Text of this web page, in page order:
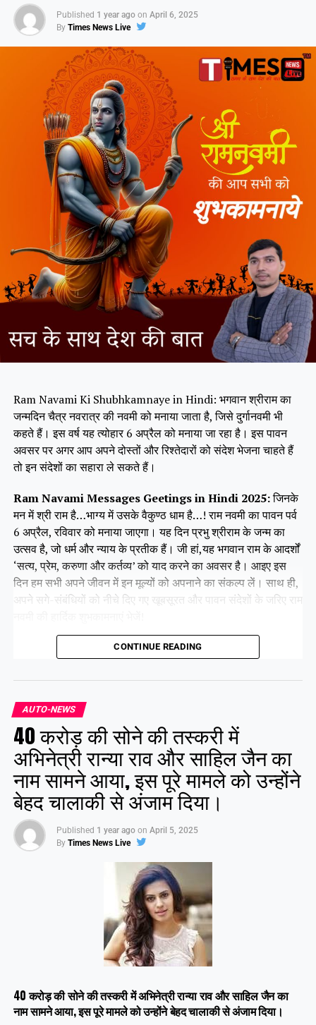
Published 1 year ago on April 6, 2025
By Times News Live
Ram Navami Ki Shubhkamnaye in Hindi: भगवान श्रीराम का
जन्‍मदिन चैत्र नवरात्र की नवमी को मनाया जाता है, जिसे दुर्गानवमी भी
कहते हैं। इस वर्ष यह त्योहार 6 अप्रैल को मनाया जा रहा है। इस पावन
अवसर पर अगर आप अपने दोस्तों और रिश्तेदारों को संदेश भेजना चाहते हैं
तो इन संदेशों का सहारा ले सकते हैं।
Ram Navami Messages Geetings in Hindi 2025:जिनके
मन में श्री राम है…भाग्य में उसके वैकुण्ठ धाम है…! राम नवमी का पावन पर्व
6 अप्रैल, रविवार को मनाया जाएगा। यह दिन प्रभु श्रीराम के जन्म का
उत्सव है, जो धर्म और न्याय के प्रतीक हैं। जी हां,यह भगवान राम के आदर्शों
‘सत्य, प्रेम, करुणा और कर्तव्य’ को याद करने का अवसर है। आइए इस
दिन हम सभी अपने जीवन में इन मूल्यों को अपनाने का संकल्प लें। साथ ही,
अपने सगे-संबंधियों को नीचे दिए गए खूबसूरत और पावन संदेशों के जरिए राम
1. राम नवमी का पावन पर्व है,
श्रीराम का नाम सर्वस्व है।
जो जपे राम का नाम सदा,
उसका जीवन सफल है!
जय जय श्रीराम!
2. अयोध्या नगरी के राजा राम,
सत्य और धर्म के हैं श्रीराम।
हर दिल में बसे हैं राम,
जय जय श्रीराम!
Share this:
X
CONTINUE READING
AUTO-NEWS
40 करोड़ की सोने की तस्करी में
अभिनेत्री रान्या राव और साहिल जैन का
नाम सामने आया, इस पूरे मामले को उन्होंने
बेहद चालाकी से अंजाम दिया।
Published 1 year ago on April 5, 2025
By Times News Live
40 करोड़ की सोने की तस्करी में अभिनेत्री रान्या राव और साहिल जैन का
नाम सामने आया, इस पूरे मामले को उन्होंने बेहद चालाकी से अंजाम दिया।